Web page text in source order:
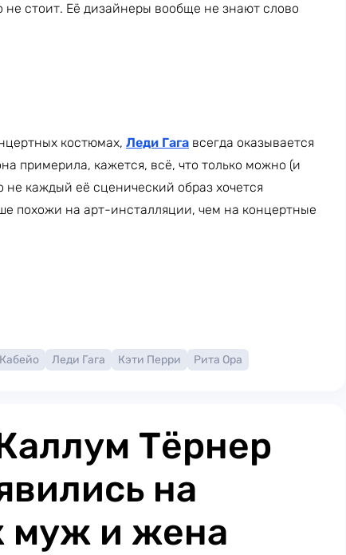
не стоит. Её дизайнеры вообще не знают слово
костюмах, Леди Гага всегда оказывается
примерила, кажется, всё, что только можно (и
не каждый её сценический образ хочется
похожи на арт-инсталляции, чем на концертные
Леди Гага Кэти Перри Рита Ора
Тёрнер
на
муж и жена